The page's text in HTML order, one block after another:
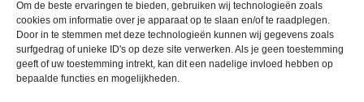
Om de beste ervaringen te bieden, gebruiken wij technologieën zoals
cookies om informatie over je apparaat op te slaan en/of te raadplegen.
Door in te stemmen met deze technologieën kunnen wij gegevens zoals
surfgedrag of unieke ID's op deze site verwerken. Als je geen toestemming
geeft of uw toestemming intrekt, kan dit een nadelige invloed hebben op
bepaalde functies en mogelijkheden.